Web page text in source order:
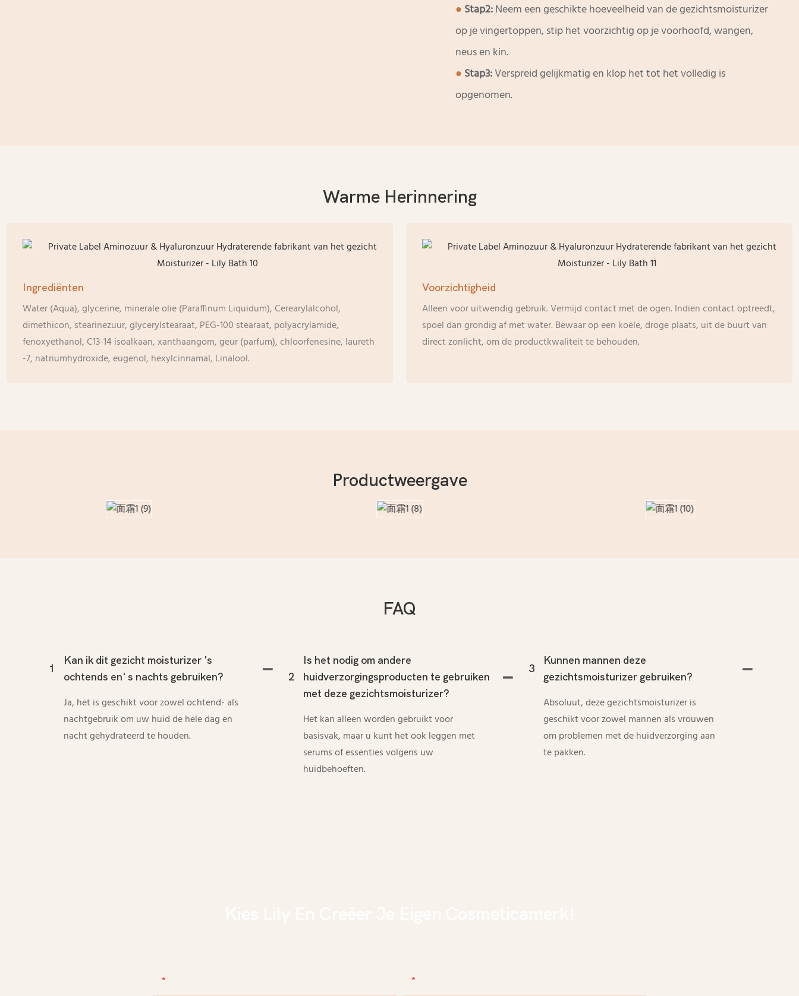
● Stap2:Neem een ​​geschikte hoeveelheid van de gezichtsmoisturizer
op je vingertoppen, stip het voorzichtig op je voorhoofd, wangen,
neus en kin.
● Stap3:Verspreid gelijkmatig en klop het tot het volledig is
opgenomen.
Warme Herinnering
Ingrediënten
Water (Aqua), glycerine, minerale olie (Paraffinum Liquidum), Cerearylalcohol,
dimethicon, stearinezuur, glycerylstearaat, PEG-100 stearaat, polyacrylamide,
fenoxyethanol, C13-14 isoalkaan, xanthaangom, geur (parfum), chloorfenesine, laureth
-7, natriumhydroxide, eugenol, hexylcinnamal, Linalool.
Voorzichtigheid
Alleen voor uitwendig gebruik. Vermijd contact met de ogen. Indien contact optreedt,
spoel dan grondig af met water. Bewaar op een koele, droge plaats, uit de buurt van
direct zonlicht, om de productkwaliteit te behouden.
Productweergave
FAQ
1
Kan ik dit gezicht moisturizer 's
ochtends en' s nachts gebruiken?
Ja, het is geschikt voor zowel ochtend- als
nachtgebruik om uw huid de hele dag en
nacht gehydrateerd te houden.
2
Is het nodig om andere
huidverzorgingsproducten te gebruiken
met deze gezichtsmoisturizer?
Het kan alleen worden gebruikt voor
basisvak, maar u kunt het ook leggen met
serums of essenties volgens uw
huidbehoeften.
3
Kunnen mannen deze
gezichtsmoisturizer gebruiken?
Absoluut, deze gezichtsmoisturizer is
geschikt voor zowel mannen als vrouwen
om problemen met de huidverzorging aan
te pakken.